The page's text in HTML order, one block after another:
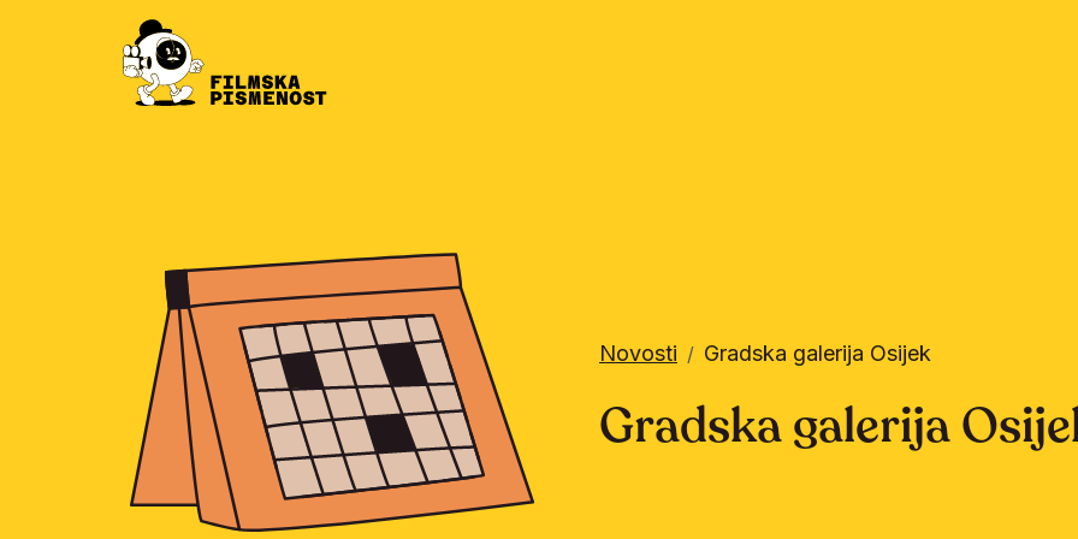
Novosti / Gradska galerija Osijek
Gradska galerija